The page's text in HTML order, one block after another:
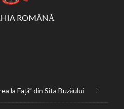
ROMÂNĂ
la Față” din Sita Buzăului